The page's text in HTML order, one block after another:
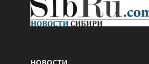
НОВОСТИ